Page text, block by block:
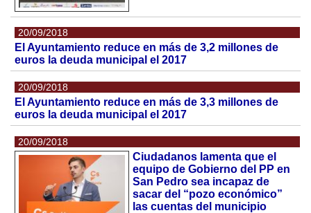
20/09/2018
El Ayuntamiento reduce en más de 3,2 millones de
euros la deuda municipal el 2017
20/09/2018
El Ayuntamiento reduce en más de 3,3 millones de
euros la deuda municipal el 2017
20/09/2018
Ciudadanos lamenta que el
equipo de Gobierno del PP en
San Pedro sea incapaz de
sacar del “pozo económico”
las cuentas del municipio